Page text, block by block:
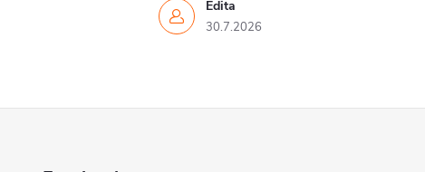
Edita
30.7.2026